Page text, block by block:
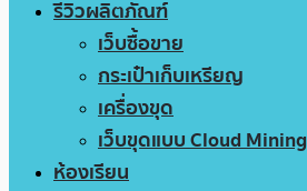
รีวิวผลิตภัณฑ์
เว็บซื้อขาย
กระเป๋าเก็บเหรียญ
เครื่องขุด
เว็บขุดแบบ Cloud Mining
ห้องเรียน